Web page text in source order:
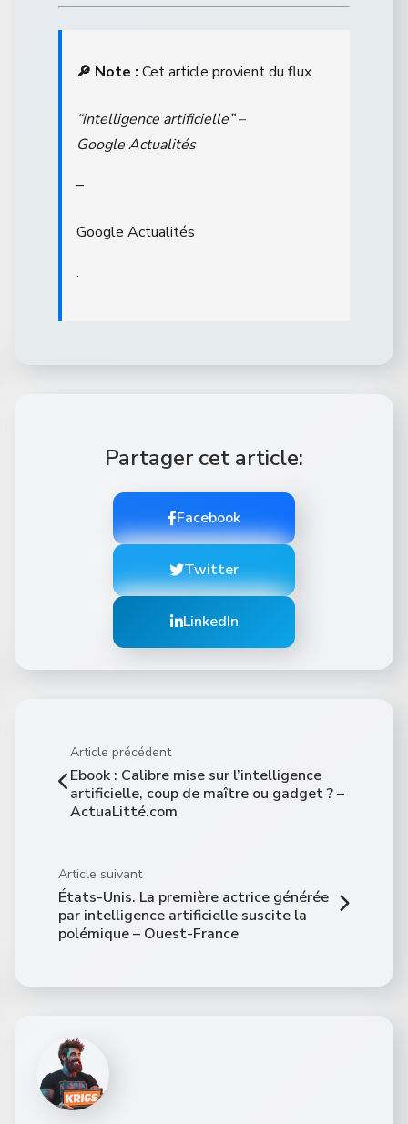
🔎 Note : Cet article provient du flux
“intelligence artificielle” –
Google Actualités
–
Google Actualités
.
Partager cet article:
Facebook
Twitter
LinkedIn
Article précédent
Ebook : Calibre mise sur l’intelligence
artificielle, coup de maître ou gadget ? –
ActuaLitté.com
Article suivant
États-Unis. La première actrice générée
par intelligence artificielle suscite la
polémique – Ouest-France